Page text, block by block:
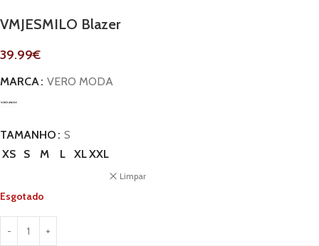
VMJESMILO Blazer
39.99€
MARCA VERO MODA
TAMANHO
S
XS
S M L XLXXL
Limpar
Esgotado